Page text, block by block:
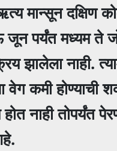
मान्सून दक्षिण
जून पर्यंत मध्यम
झालेला नाही.
कमी होण्याची
नाही तोपर्यंत